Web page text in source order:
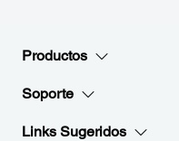
Productos
Soporte
Links Sugeridos